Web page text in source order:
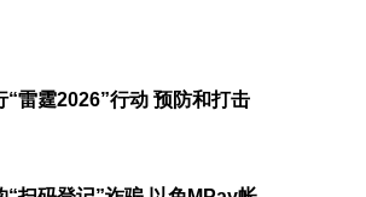
“雷霆2026”行动 预防和打击